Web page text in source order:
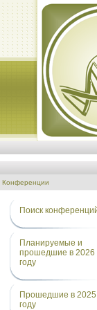
Конференции
Поиск
Планируемые и
прошедшие в 2026
году
Прошедшие в 2025
году